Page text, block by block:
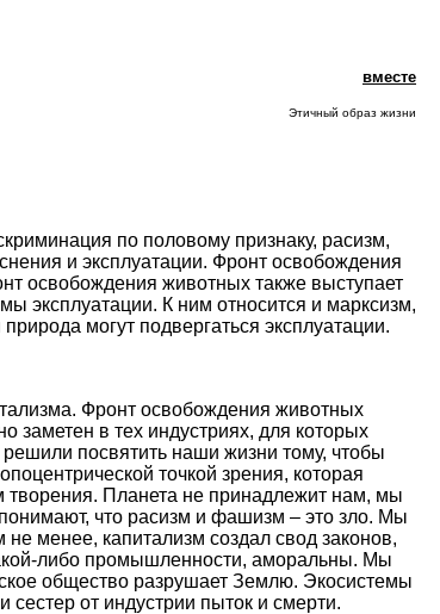
вместе
Этичный образ жизни
по половому признаку, расизм,
и эксплуатации. Фронт освобождения
освобождения животных также выступает
эксплуатации. К ним относится и марксизм,
могут подвергаться эксплуатации.
Фронт освобождения животных
заметен в тех индустриях, для которых
посвятить наши жизни тому, чтобы
точкой зрения, которая
творения. Планета не принадлежит нам, мы
что расизм и фашизм – это зло. Мы
менее, капитализм создал свод законов,
либо промышленности, аморальны. Мы
общество разрушает Землю. Экосистемы
от индустрии пыток и смерти.